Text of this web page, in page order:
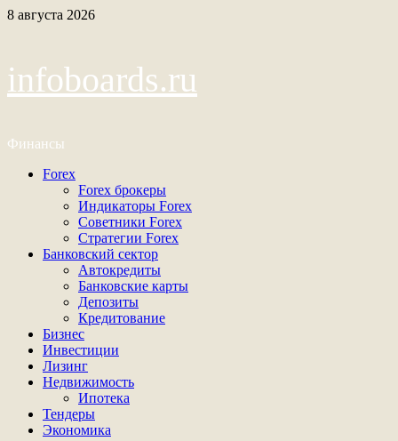
Перейти
8 августа 2026
infoboards.ru
Финансы
Основное
Forex
Forex брокеры
Индикаторы Forex
Советники Forex
Стратегии Forex
Банковский сектор
Автокредиты
Банковские карты
Депозиты
Кредитование
Бизнес
Инвестиции
Лизинг
Недвижимость
Ипотека
Тендеры
Экономика